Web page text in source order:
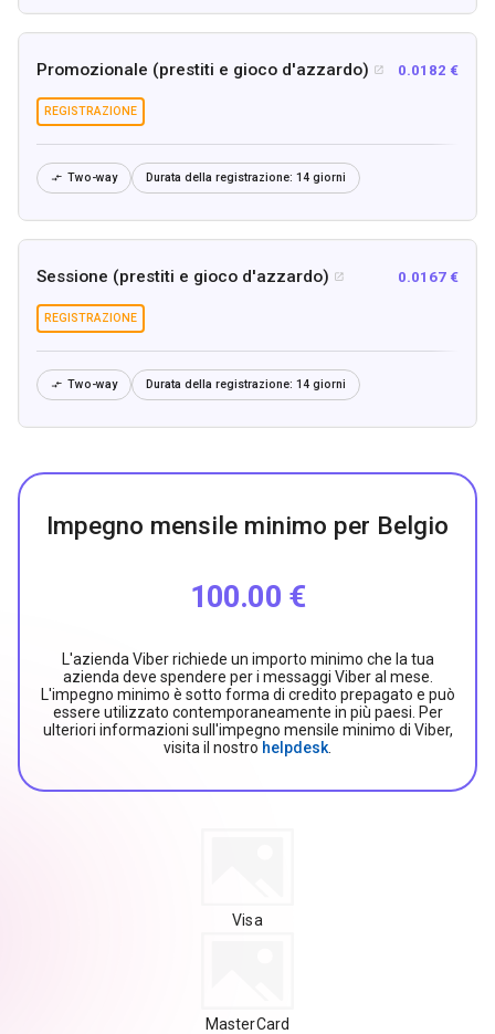
Promozionale (prestiti e gioco d'azzardo)  0.0182 €
REGISTRAZIONE
 Two-way Durata della registrazione: 14 giorni
Sessione (prestiti e gioco d'azzardo)  0.0167 €
REGISTRAZIONE
 Two-way Durata della registrazione: 14 giorni
Impegno mensile minimo per Belgio
100.00 €
L'azienda Viber richiede un importo minimo che la tua
azienda deve spendere per i messaggi Viber al mese.
L'impegno minimo è sotto forma di credito prepagato e può
essere utilizzato contemporaneamente in più paesi. Per
ulteriori informazioni sull'impegno mensile minimo di Viber,
visita il nostro helpdesk
Visa
MasterCard